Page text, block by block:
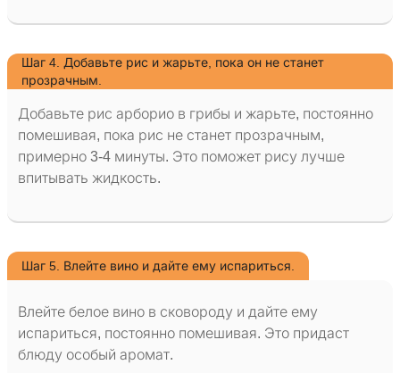
Шаг 4. Добавьте рис и жарьте, пока он не станет
прозрачным.
Добавьте рис арборио в грибы и жарьте, постоянно
помешивая, пока рис не станет прозрачным,
примерно 3-4 минуты. Это поможет рису лучше
впитывать жидкость.
Шаг 5. Влейте вино и дайте ему испариться.
Влейте белое вино в сковороду и дайте ему
испариться, постоянно помешивая. Это придаст
блюду особый аромат.